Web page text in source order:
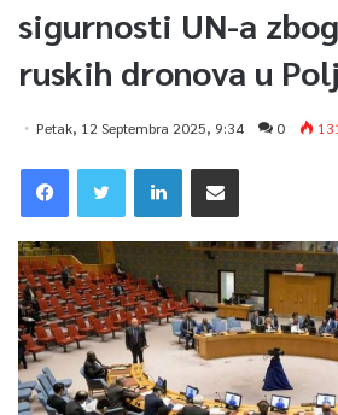
sigurnosti UN-a
ruskih dronova u
Petak, 12 Septembra 2025, 9:34 0 131